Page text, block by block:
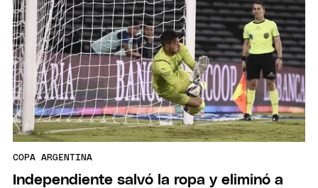
COPA ARGENTINA
Independiente salvó la ropa y eliminó a